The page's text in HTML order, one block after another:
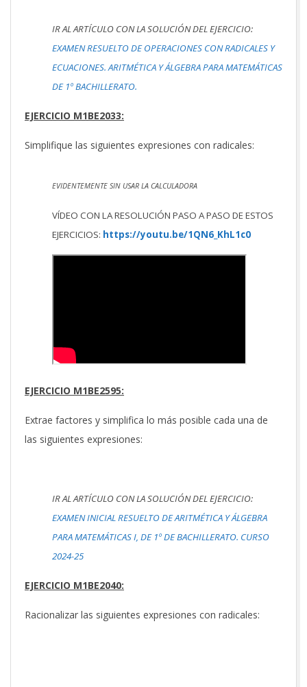
IR AL ARTÍCULO CON LA SOLUCIÓN DEL EJERCICIO:
EXAMEN RESUELTO DE OPERACIONES CON RADICALES Y
ECUACIONES. ARITMÉTICA Y ÁLGEBRA PARA MATEMÁTICAS
DE 1º BACHILLERATO.
EJERCICIO M1BE2033:
Simplifique las siguientes expresiones con radicales:
EVIDENTEMENTE SIN USAR LA CALCULADORA
VÍDEO CON LA RESOLUCIÓN PASO A PASO DE ESTOS
EJERCICIOS: https://youtu.be/1QN6_KhL1c0
EJERCICIO M1BE2595:
Extrae factores y simplifica lo más posible cada una de
las siguientes expresiones:
IR AL ARTÍCULO CON LA SOLUCIÓN DEL EJERCICIO:
EXAMEN INICIAL RESUELTO DE ARITMÉTICA Y ÁLGEBRA
PARA MATEMÁTICAS I, DE 1º DE BACHILLERATO. CURSO
2024-25
EJERCICIO M1BE2040:
Racionalizar las siguientes expresiones con radicales: